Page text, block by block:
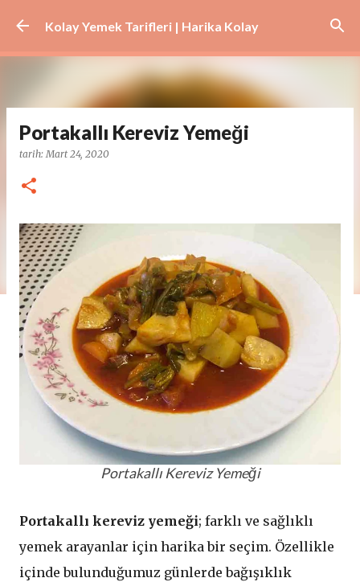
Ana içeriğe atla
Kolay Yemek Tarifleri | Harika Kolay
Portakallı Kereviz Yemeği
tarih:Mart 24, 2020
Portakallı Kereviz Yemeği
Portakallı kereviz yemeği; farklı ve sağlıklı
yemek arayanlar için harika bir seçim. Özellikle
içinde bulunduğumuz günlerde bağışıklık